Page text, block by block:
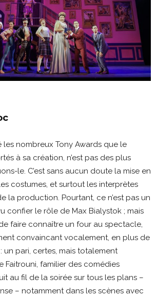
les nombreux Tony Awards que le
à sa création, n’est pas des plus
le. C’est sans aucun doute la mise en
costumes, et surtout les interprètes
la production. Pourtant, ce n’est pas un
confier le rôle de Max Bialystok ; mais
faire connaître un four au spectacle,
convaincant vocalement, en plus de
un pari, certes, mais totalement
Faitrouni, familier des comédies
au fil de la soirée sur tous les plans –
– notamment dans les scènes avec